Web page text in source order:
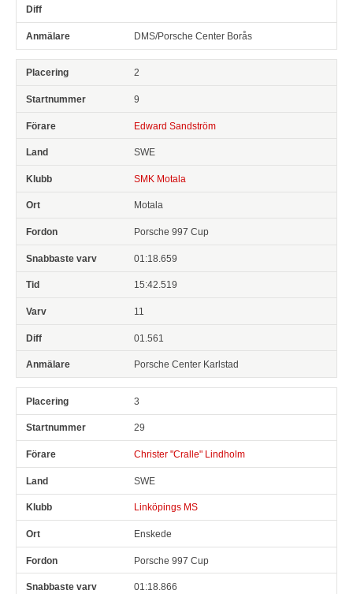
DMS/Porsche Center Borås
2
9
Edward Sandström
SWE
SMK Motala
Motala
Porsche 997 Cup
01:18.659
15:42.519
11
01.561
Porsche Center Karlstad
3
29
Christer "Cralle" Lindholm
SWE
Linköpings MS
Enskede
Porsche 997 Cup
01:18.866